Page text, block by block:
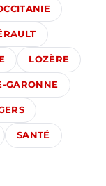
LOZÈRE
GARONNE
SANTÉ